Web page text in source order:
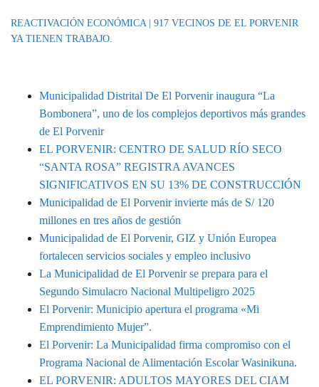
REACTIVACIÓN ECONÓMICA | 917 VECINOS DE EL PORVENIR
YA TIENEN TRABAJO.
Municipalidad Distrital De El Porvenir inaugura “La
Bombonera”, uno de los complejos deportivos más grandes
de El Porvenir
EL PORVENIR: CENTRO DE SALUD RÍO SECO
“SANTA ROSA” REGISTRA AVANCES
SIGNIFICATIVOS EN SU 13% DE CONSTRUCCIÓN
Municipalidad de El Porvenir invierte más de S/ 120
millones en tres años de gestión
Municipalidad de El Porvenir, GIZ y Unión Europea
fortalecen servicios sociales y empleo inclusivo
La Municipalidad de El Porvenir se prepara para el
Segundo Simulacro Nacional Multipeligro 2025
El Porvenir: Municipio apertura el programa «Mi
Emprendimiento Mujer”.
El Porvenir: La Municipalidad firma compromiso con el
Programa Nacional de Alimentación Escolar Wasinikuna.
EL PORVENIR: ADULTOS MAYORES DEL CIAM